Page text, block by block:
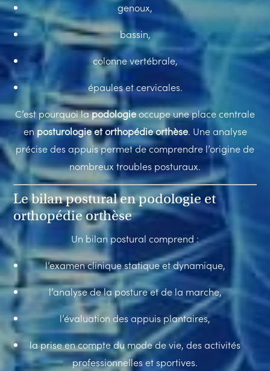
genoux,
bassin,
colonne vertébrale,
épaules et cervicales.
C’est pourquoi lapodologieoccupe une place centrale
enposturologie et orthopédie orthèse. Une analyse
précise des appuis permet de comprendre l’origine de
nombreux troubles posturaux.
Le bilan postural en podologie et
orthopédie orthèse
Un bilan postural comprend :
l’examen clinique statique et dynamique,
l’analyse de la posture et de la marche,
l’évaluation des appuis plantaires,
la prise en compte du mode de vie, des activités
professionnelles et sportives.